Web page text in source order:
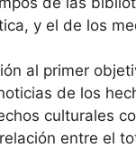
y el de los
al primer
de los
culturales
entre el